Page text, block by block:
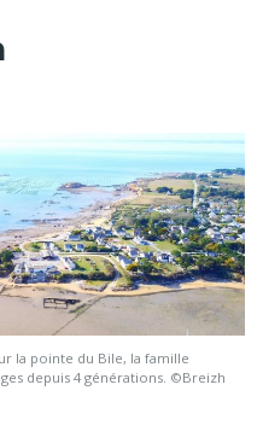
la pointe du Bile, la famille
depuis 4 générations. ©Breizh